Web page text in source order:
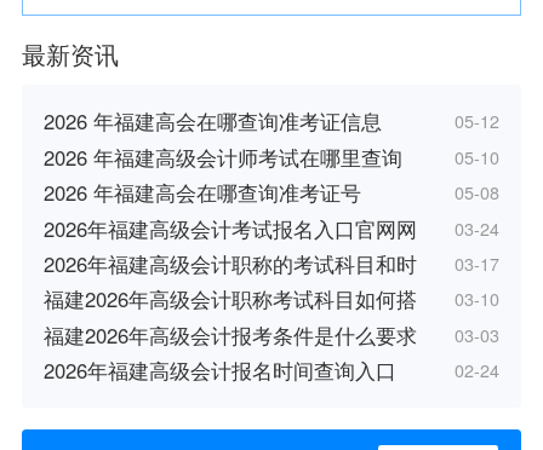
最新资讯
2026 年福建高会在哪查询准考证信息 05-12
2026 年福建高级会计师考试在哪里查询 05-10
2026 年福建高会在哪查询准考证号 05-08
2026年福建高级会计考试报名入口官网网 03-24
2026年福建高级会计职称的考试科目和时 03-17
福建2026年高级会计职称考试科目如何搭 03-10
福建2026年高级会计报考条件是什么要求 03-03
2026年福建高级会计报名时间查询入口 02-24